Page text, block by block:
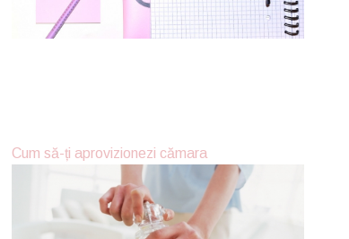
Cum să-ți aprovizionezi cămara